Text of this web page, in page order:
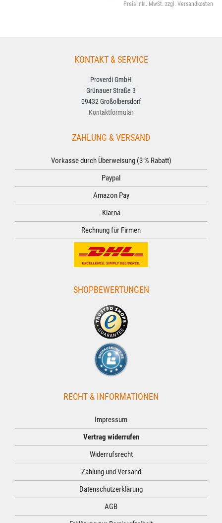
Preis inkl. MwSt. zzgl. Versandkosten
KONTAKT & SERVICE
Proverdi GmbH
Grünauer Straße 3
09432 Großolbersdorf
Kontaktformular
ZAHLUNG & VERSAND
Vorkasse durch Überweisung (3 % Rabatt)
Paypal
Amazon Pay
Klarna
Rechnung für Firmen
SHOPBEWERTUNGEN
RECHT & INFORMATIONEN
Impressum
Vertrag widerrufen
Widerrufsrecht
Zahlung und Versand
Datenschutzerklärung
AGB